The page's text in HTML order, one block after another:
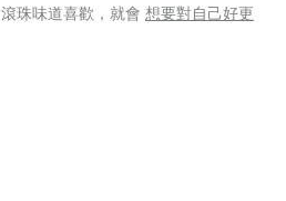
滾珠味道喜歡，就會 想要對自己好更